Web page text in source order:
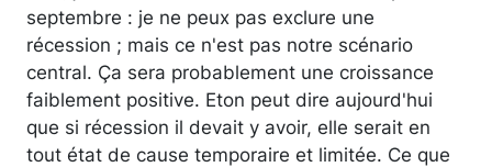
septembre : je ne peux pas exclure une
récession ; mais ce n'est pas notre scénario
central. Ça sera probablement une croissance
faiblement positive. Eton peut dire aujourd'hui
que si récession il devait y avoir, elle serait en
tout état de cause temporaire et limitée. Ce que